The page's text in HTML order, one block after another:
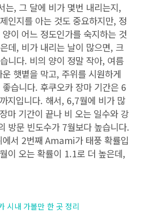
는, 그 달에 비가 몇번 내리는지,
인지를 아는 것도 중요하지만, 정
이 어느 정도인가를 숙지하는 것
데, 비가 내리는 날이 많으면, 크
니다. 비의 양이 정말 작아, 여름
햇볕을 막고, 주위를 시원하게
습니다. 후쿠오카 장마 기간은 6
지입니다. 해서, 6,7월에 비가 많
마 기간이 끝나 비 오는 일수와 강
방문 빈도수가 7월보다 높습니다.
서 2번째 Amami가 태풍 확률입
이 오는 확률이 1.1로 더 높은데,
시내 가볼만 한 곳 정리